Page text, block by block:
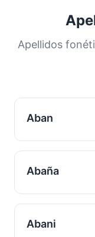
Apellidos
Aban
Abaña
Abani